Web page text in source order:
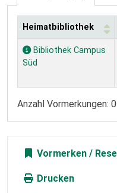
Exemplare
Heimatbibliothek
Bibliothek Campus
Süd
Anzahl Vormerkungen: 0
Vormerken
Drucken